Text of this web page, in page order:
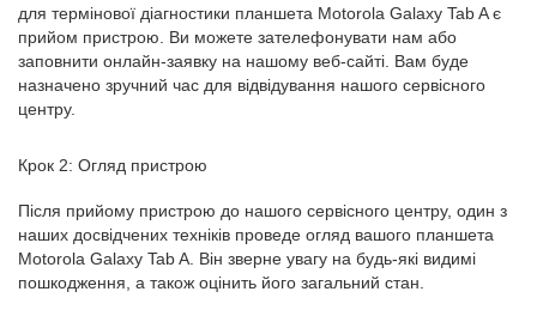
для термінової діагностики планшета Motorola Galaxy Tab A є
прийом пристрою. Ви можете зателефонувати нам або
заповнити онлайн-заявку на нашому веб-сайті. Вам буде
назначено зручний час для відвідування нашого сервісного
центру.
Крок 2: Огляд пристрою
Після прийому пристрою до нашого сервісного центру, один з
наших досвідчених техніків проведе огляд вашого планшета
Motorola Galaxy Tab A. Він зверне увагу на будь-які видимі
пошкодження, а також оцінить його загальний стан.